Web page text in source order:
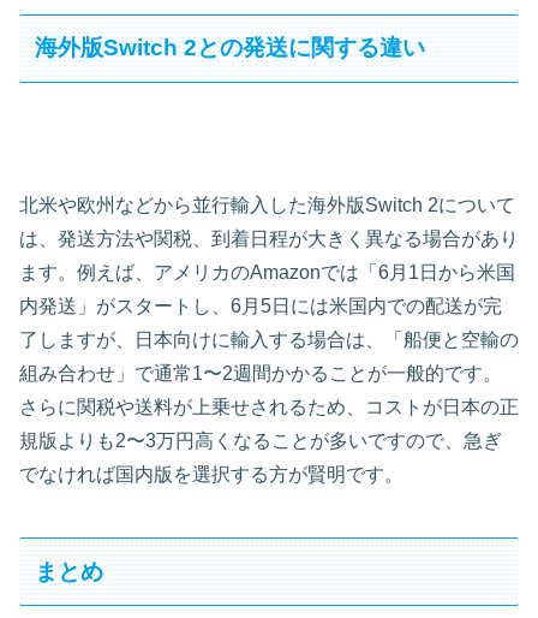
海外版Switch 2との発送に関する違い
北米や欧州などから並行輸入した海外版Switch 2について
は、発送方法や関税、到着日程が大きく異なる場合があり
ます。例えば、アメリカのAmazonでは「6月1日から米国
内発送」がスタートし、6月5日には米国内での配送が完
了しますが、日本向けに輸入する場合は、「船便と空輸の
組み合わせ」で通常1〜2週間かかることが一般的です。
さらに関税や送料が上乗せされるため、コストが日本の正
規版よりも2〜3万円高くなることが多いですので、急ぎ
でなければ国内版を選択する方が賢明です。
まとめ